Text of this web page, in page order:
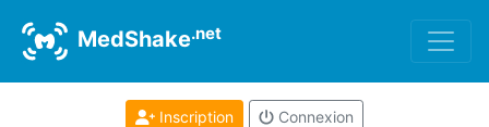
MedShake.net
Inscription Connexion